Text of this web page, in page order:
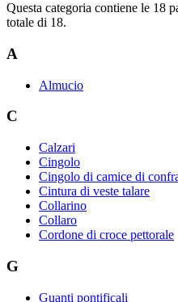
Questa categoria contiene le 18
totale di 18.
A
Almucio
C
Calzari
Cingolo
Cingolo di camice di
Cintura di veste talare
Collarino
Collaro
Cordone di croce pettorale
G
Guanti pontificali